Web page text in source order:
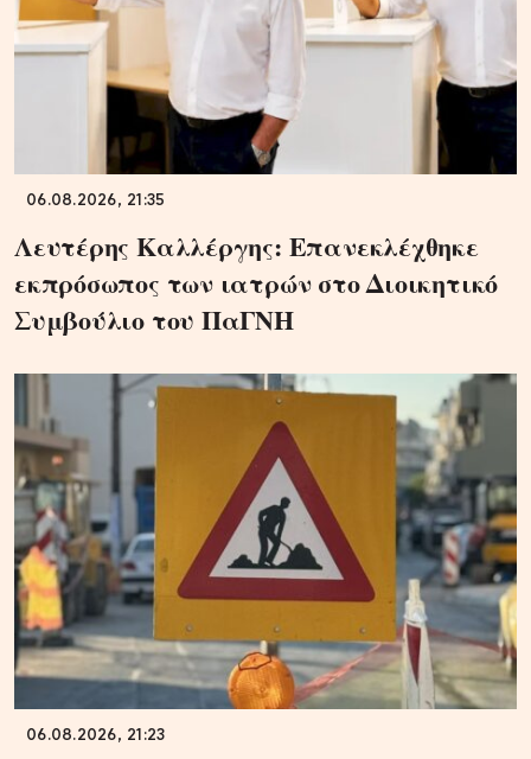
06.08.2026, 21:35
Λευτέρης Καλλέργης: Επανεκλέχθηκε
εκπρόσωπος των ιατρών στο Διοικητικό
Συμβούλιο του ΠαΓΝΗ
06.08.2026, 21:23